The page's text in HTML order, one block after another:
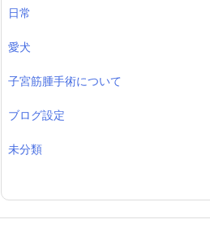
日常
愛犬
子宮筋腫手術について
ブログ設定
未分類